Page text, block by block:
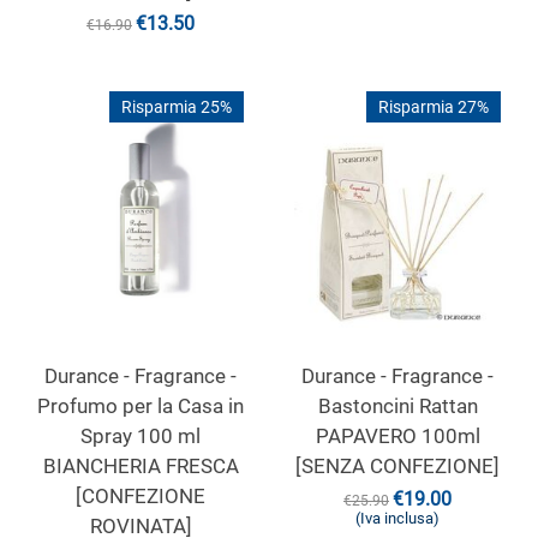
€16.90 €13.50
Risparmia 25%
Durance - Fragrance -
Profumo per la Casa in
Spray 100 ml
BIANCHERIA FRESCA
[CONFEZIONE
ROVINATA]
Risparmia 27%
Durance - Fragrance -
Bastoncini Rattan
PAPAVERO 100ml
[SENZA CONFEZIONE]
€25.90 €19.00
(Iva inclusa)